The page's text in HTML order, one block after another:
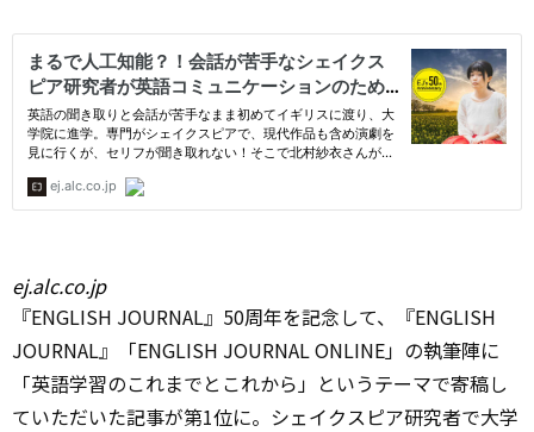
ej.alc.co.jp
『ENGLISH JOURNAL』50周年を記念して、『ENGLISH
JOURNAL』「ENGLISH JOURNAL ONLINE」の執筆陣に
「英語学習のこれまでとこれから」というテーマで寄稿し
ていただいた記事が第1位に。シェイクスピア研究者で大学